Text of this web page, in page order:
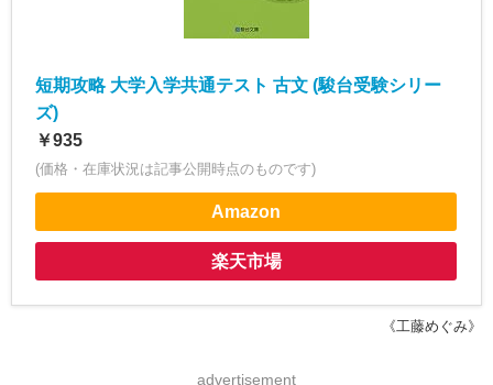
短期攻略 大学入学共通テスト 古文 (駿台受験シリー
ズ)
￥935
(価格・在庫状況は記事公開時点のものです)
Amazon
楽天市場
《工藤めぐみ》
advertisement